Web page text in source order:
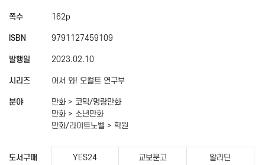
쪽수 162p
ISBN 9791127459109
발행일 2023.02.10
시리즈 어서 와! 오컬트 연구부
분야
만화 > 코믹/명랑만화
만화 > 소년만화
만화/라이트노벨 > 학원
도서구매 YES24 교보문고 알라딘